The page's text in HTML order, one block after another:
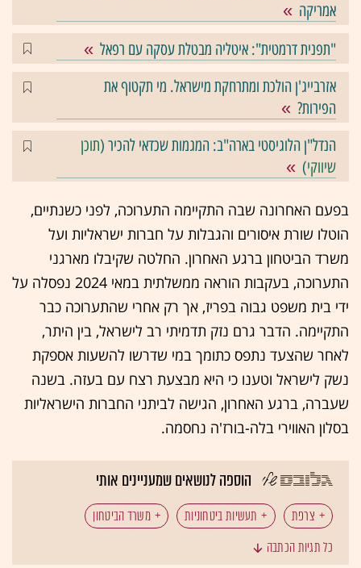
אמריקה
"תפנית דרמטית": איטליה מבטלת עסקה עם רפאל
אזרבייג'ן הולכת ומתרחקת מישראל. מי תקטוף את
הפירות?
הנדל"ן הלוגיסטי בארה"ב: המגמות שכדאי להכיר (תוכן
שיווקי)
בפעם האחרונה שבה התקיימה התערוכה, לפני כשנתיים,
הוטלו שורת איסורים והגבלות על חברות ישראליות ועל
משרד הביטחון ברגע האחרון. החלטה שקיבלו מארגני
התערוכה, בעקבות הוראה ממשלתית במאי 2024 נפסלה על
ידי בית משפט גבוה בפריז, אך רק אחרי שהתערוכה כבר
התקיימה. הדבר גרם נזק תדמיתי רב לישראל, בין היתר,
לאחר שהצעד נתפס כתומך במי שדרשו להשעות אספקת
נשק לישראל וטענו כי היא מבצעת רצח עם בעזה. בשנה
שעברה, ברגע האחרון, הגישה לביתני החברות הישראליות
בסלון האווירי בלה-בורז'ה נחסמה.
הוספה לנושאים שמעניינים אותי
צרפת תעשיות ביטחוניות משרד הביטחון
כל תגיות הכתבה